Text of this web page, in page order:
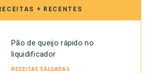
+ RECENTES
Pão de queijo rápido no
liquidificador
RECEITAS SALGADAS